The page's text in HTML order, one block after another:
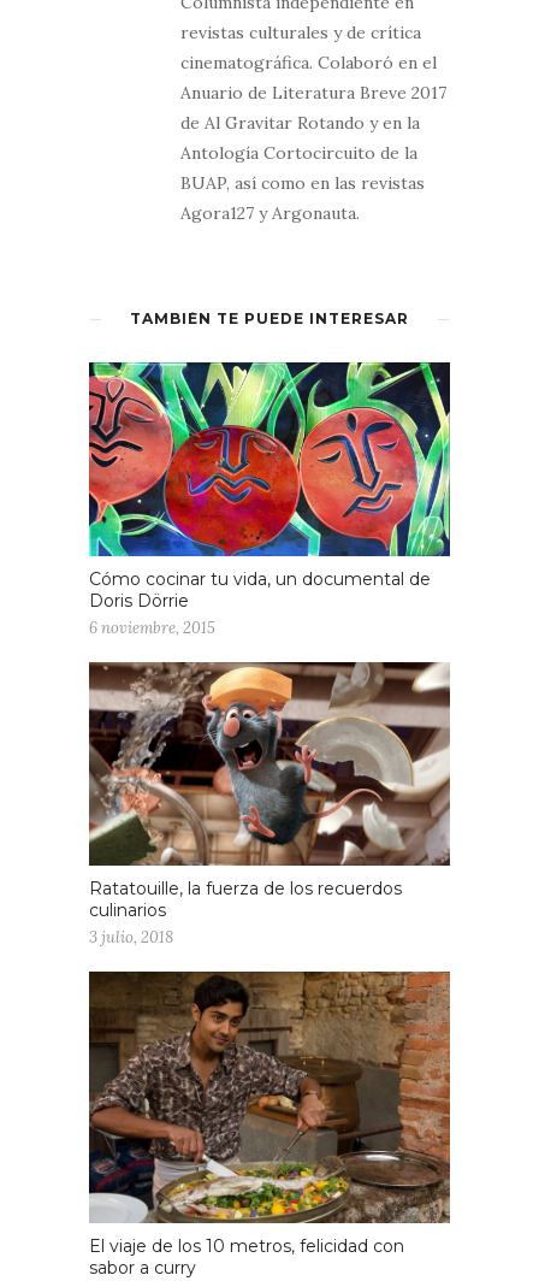
revistas culturales y de crítica
cinematográfica. Colaboró en el
Anuario de Literatura Breve 2017
de Al Gravitar Rotando y en la
Antología Cortocircuito de la
BUAP, así como en las revistas
Agora127 y Argonauta.
TAMBIÉN TE PUEDE INTERESAR
Cómo cocinar tu vida, un documental de
Doris Dörrie
6 noviembre, 2015
Ratatouille, la fuerza de los recuerdos
culinarios
3 julio, 2018
El viaje de los 10 metros, felicidad con
sabor a curry